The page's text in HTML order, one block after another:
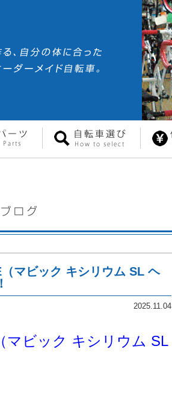
マビック キシリウム SL ヘ
2025.11.04
マビック キシリウム SL